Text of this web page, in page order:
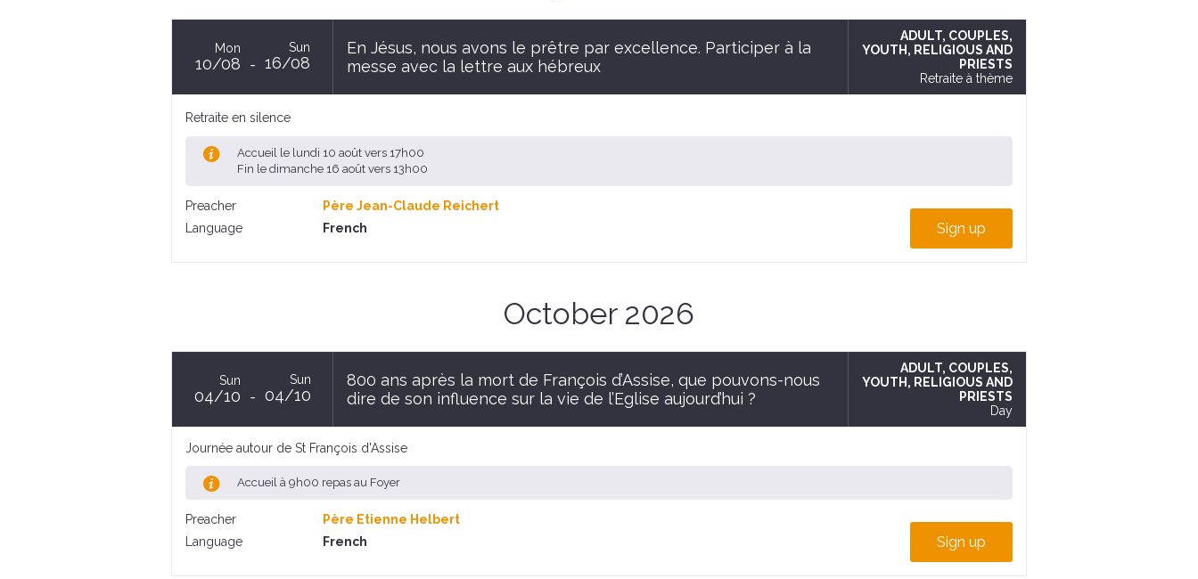
Mon
10/08
Sun
16/08
En Jésus, nous avons le prêtre par excellence. Participer à la
messe avec la lettre aux hébreux
ADULT, COUPLES,
YOUTH , RELIGIOUS AND
PRIESTS
Retraite à thème
Retraite en silence
Accueil le lundi 10 août vers 17h00
Fin le dimanche 16 août vers 13h00
Preacher
Père Jean-Claude Reichert
Language
French Sign up
October 2026
Sun
04/10
Sun
04/10
800 ans après la mort de François d’Assise, que pouvons-nous
dire de son influence sur la vie de l’Eglise aujourd’hui ?
ADULT, COUPLES,
YOUTH , RELIGIOUS AND
PRIESTS
Day
Journée autour de St François d'Assise
Accueil à 9h00 repas au Foyer
Preacher
Père Etienne Helbert
Language
French Sign up